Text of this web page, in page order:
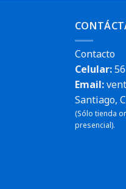
Contacto
Celular:56
Email:
Santiago,
(Sólo tienda
presencial).